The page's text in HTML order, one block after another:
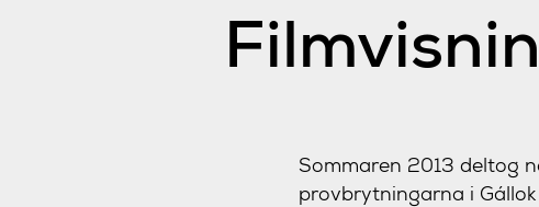
Sommaren 2013 deltog
provbrytningarna i